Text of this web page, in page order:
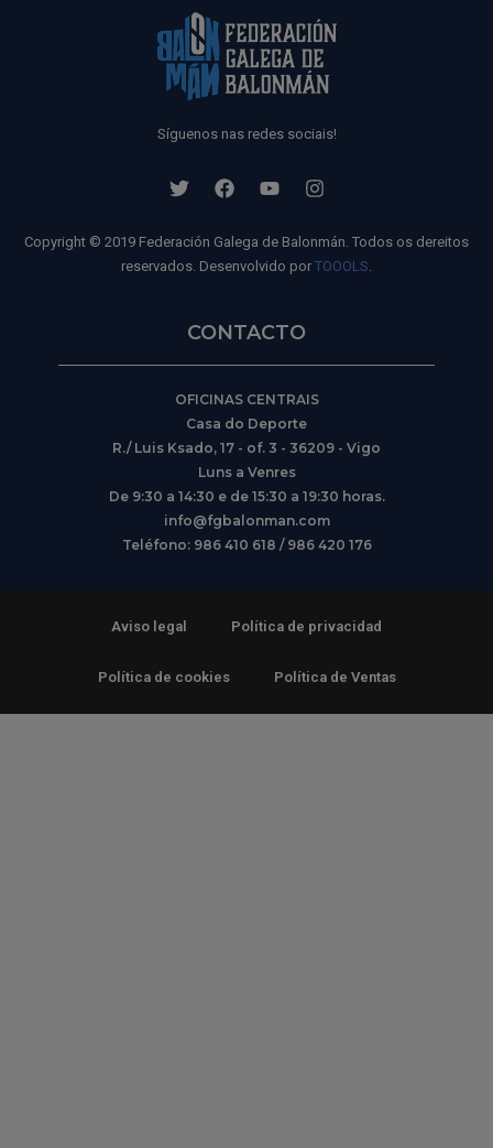
Síguenos nas redes sociais!
Copyright © 2019 Federación Galega de Balonmán. Todos os dereitos
reservados. Desenvolvido por TOOOLS
CONTACTO
OFICINAS CENTRAIS
Casa do Deporte
R./ Luis Ksado, 17 - of. 3 - 36209 - Vigo
Luns a Venres
De 9:30 a 14:30 e de 15:30 a 19:30 horas.
info@fgbalonman.com
Teléfono: 986 410 618 / 986 420 176
Aviso legal Política de privacidad
Política de cookies Política de Ventas